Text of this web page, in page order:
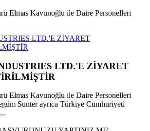
Elmas Kavunoğlu ile Daire Personelleri
LTD.'E ZİYARET
LTD.'E ZİYARET
Elmas Kavunoğlu ile Daire Personelleri
Sunter ayrıca Türkiye Cumhuriyeti